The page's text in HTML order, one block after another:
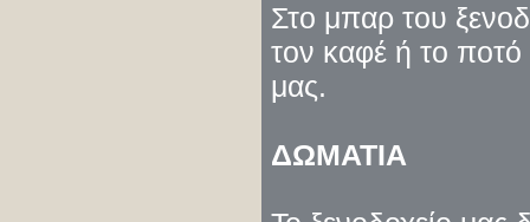
Στο μπαρ του
τον καφέ ή το ποτό
μας.
ΔΩΜΑΤΙΑ